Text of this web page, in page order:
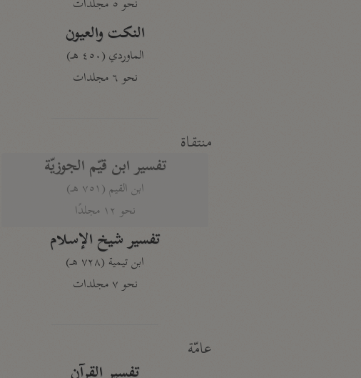
نحو ٥ مجلدات
النكت والعيون
الماوردي (٤٥٠ هـ)
نحو ٦ مجلدات
منتقاة
تفسير ابن قيّم الجوزيّة
ابن القيم (٧٥١ هـ)
نحو ١٢ مجلدًا
تفسير شيخ الإسلام
ابن تيمية (٧٢٨ هـ)
نحو ٧ مجلدات
عامّة